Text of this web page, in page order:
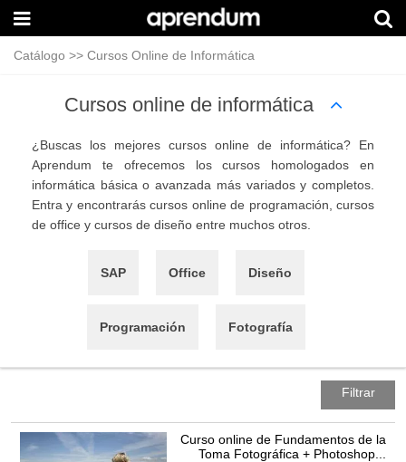
Catálogo >> Cursos Online de Informática
Cursos online de informática
¿Buscas los mejores cursos online de informática? En
Aprendum te ofrecemos los cursos homologados en
informática básica o avanzada más variados y completos.
Entra y encontrarás cursos online de programación, cursos
de office y cursos de diseño entre muchos otros.
SAP Office Diseño
Programación Fotografía
Filtrar
Curso online de Fundamentos de la
Toma Fotográfica + Photoshop...